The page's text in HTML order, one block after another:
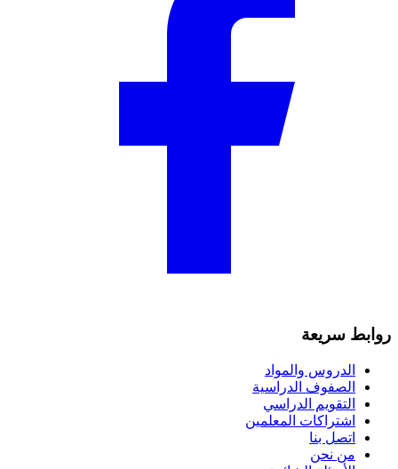
روابط سريعة
الدروس والمواد
الصفوف الدراسية
التقويم الدراسي
اشتراكات المعلمين
اتصل بنا
من نحن